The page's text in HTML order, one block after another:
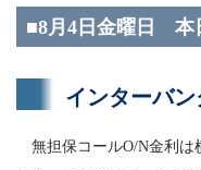
■8月4日金曜日 本
インターバ
無担保コールO/N金利は